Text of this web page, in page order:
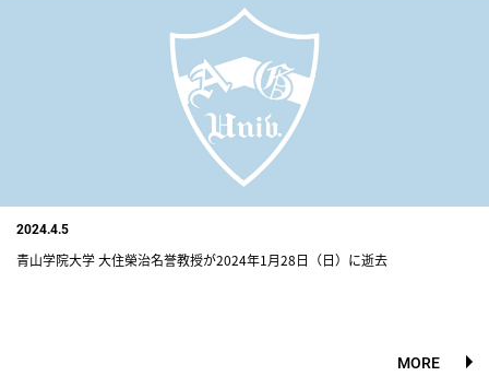
2024.4.5
青山学院大学 大住榮治名誉教授が2024年1月28日（日）に逝去
MORE